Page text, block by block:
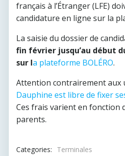
français à l’Étranger (LFE)
candidature en ligne sur la
La saisie du dossier de
fin février jusqu’au début
sur la plateforme BOLÉRO.
Attention contrairement aux
Dauphine est libre de fixer
Ces frais varient en fonction
parents.
Categories:
Terminales